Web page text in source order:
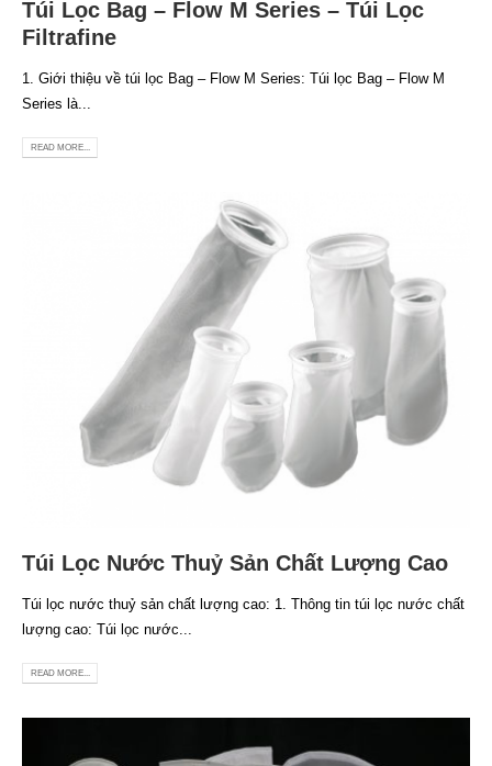
Túi Lọc Bag – Flow M Series – Túi Lọc
Filtrafine
1. Giới thiệu về túi lọc Bag – Flow M Series: Túi lọc Bag – Flow M
Series là...
READ MORE...
Túi Lọc Nước Thuỷ Sản Chất Lượng Cao
Túi lọc nước thuỷ sản chất lượng cao: 1. Thông tin túi lọc nước chất
lượng cao: Túi lọc nước...
READ MORE...